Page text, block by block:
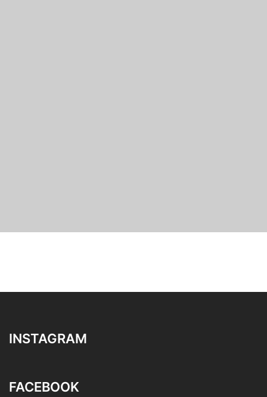
INSTAGRAM
FACEBOOK